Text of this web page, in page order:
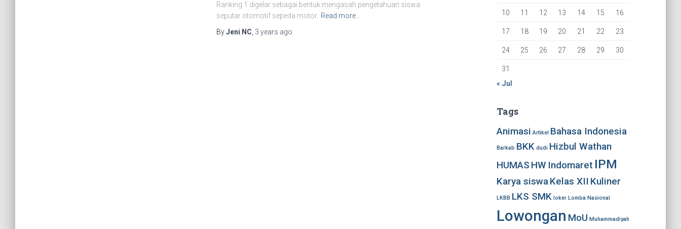
Ranking 1 digelar sebagai bentuk mengasah pengetahuan siswa
seputar otomotif sepeda motor. Read more…
ByJeni NC 3 years ago
10 11 12 13 14 15 16
17 18 19 20 21 22 23
24 25 26 27 28 29 30
31
« Jul
Tags
Animasi Artikel Bahasa Indonesia
Barkab BKK dudi Hizbul Wathan
HUMAS HW Indomaret IPM
Karya siswaKelas XII Kuliner
LKBB LKS SMK loker Lomba Nasional
Lowongan MoU Muhammadiyah